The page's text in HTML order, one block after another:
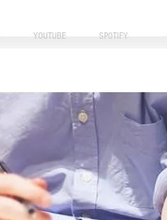
YOUTUBE SPOTIFY